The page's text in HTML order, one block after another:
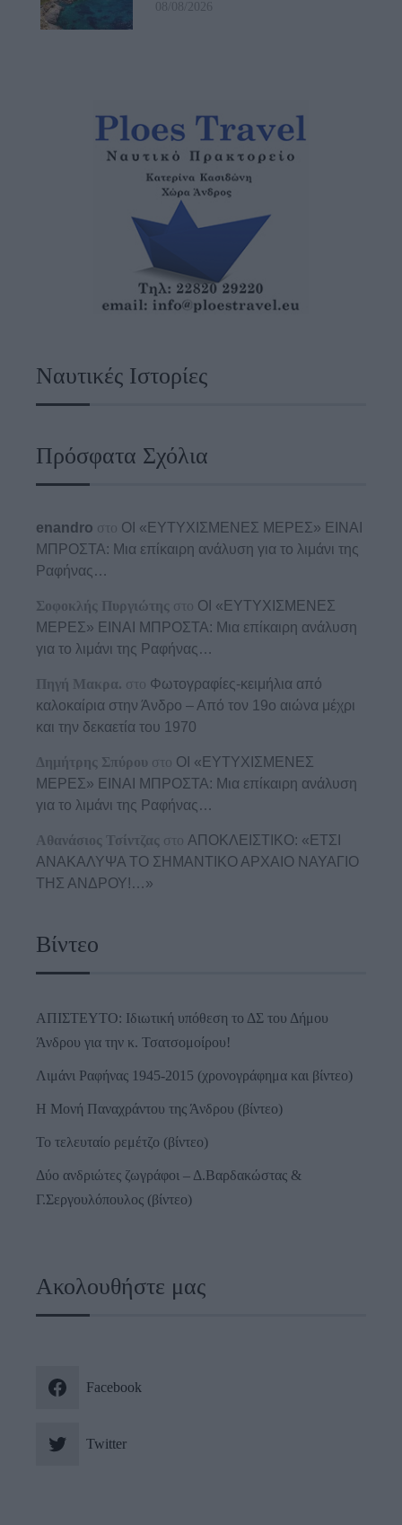
08/08/2026
Ναυτικές Ιστορίες
Πρόσφατα Σχόλια
enandro στο ΟΙ «ΕΥΤΥΧΙΣΜΕΝΕΣ ΜΕΡΕΣ» ΕΙΝΑΙ
ΜΠΡΟΣΤΑ: Μια επίκαιρη ανάλυση για το λιμάνι της
Ραφήνας…
Σοφοκλής Πυργιώτης στο ΟΙ «ΕΥΤΥΧΙΣΜΕΝΕΣ
ΜΕΡΕΣ» ΕΙΝΑΙ ΜΠΡΟΣΤΑ: Μια επίκαιρη ανάλυση
για το λιμάνι της Ραφήνας…
Πηγή Μακρα. στο Φωτογραφίες-κειμήλια από
καλοκαίρια στην Άνδρο – Από τον 19ο αιώνα μέχρι
και την δεκαετία του 1970
Δημήτρης Σπύρου στο ΟΙ «ΕΥΤΥΧΙΣΜΕΝΕΣ
ΜΕΡΕΣ» ΕΙΝΑΙ ΜΠΡΟΣΤΑ: Μια επίκαιρη ανάλυση
για το λιμάνι της Ραφήνας…
Αθανάσιος Τσίντζας στο ΑΠΟΚΛΕΙΣΤΙΚΟ: «ΕΤΣΙ
ΑΝΑΚΑΛΥΨΑ ΤΟ ΣΗΜΑΝΤΙΚΟ ΑΡΧΑΙΟ ΝΑΥΑΓΙΟ
ΤΗΣ ΑΝΔΡΟΥ!…»
Βίντεο
ΑΠΙΣΤΕΥΤΟ: Ιδιωτική υπόθεση το ΔΣ του Δήμου
Άνδρου για την κ. Τσατσομοίρου!
Λιμάνι Ραφήνας 1945-2015 (χρονογράφημα και βίντεο)
Η Μονή Παναχράντου της Άνδρου (βίντεο)
Το τελευταίο ρεμέτζο (βίντεο)
Δύο ανδριώτες ζωγράφοι – Δ.Βαρδακώστας &
Γ.Σεργουλόπουλος (βίντεο)
Ακολουθήστε μας
Facebook
Twitter